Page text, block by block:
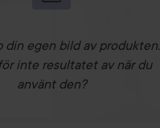
din egen bild av produkten.
inte resultatet av när du
använt den?